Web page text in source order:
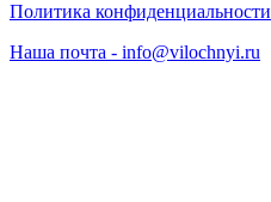
Политика конфиденциальности
Наша почта - info@vilochnyi.ru